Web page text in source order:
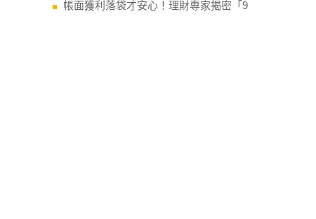
帳面獲利落袋才安心！理財專家揭密「9